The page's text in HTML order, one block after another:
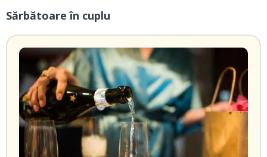
Sărbătoare în cuplu